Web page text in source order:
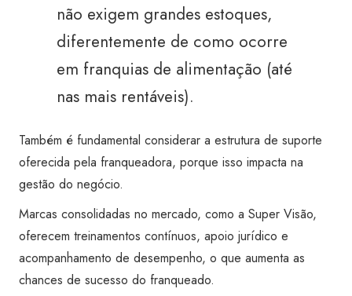
não exigem grandes estoques,
diferentemente de como ocorre
em franquias de alimentação (até
nas mais rentáveis).
Também é fundamental considerar a estrutura de suporte
oferecida pela franqueadora, porque isso impacta na
gestão do negócio.
Marcas consolidadas no mercado, como a Super Visão,
oferecem treinamentos contínuos, apoio jurídico e
acompanhamento de desempenho, o que aumenta as
chances de sucesso do franqueado.